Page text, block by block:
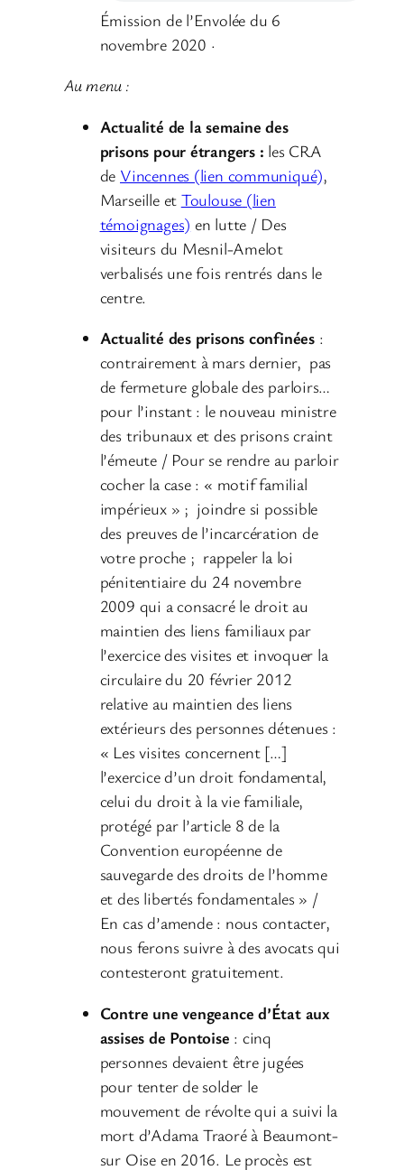
Émission de l’Envolée du 6
novembre 2020 ·
Au menu :
Actualité de la semaine des
prisons pour étrangers : les CRA
de Vincennes (lien communiqué),
Marseille et Toulouse (lien
témoignages) en lutte / Des
visiteurs du Mesnil-Amelot
verbalisés une fois rentrés dans le
centre.
Actualité des prisons confinées :
contrairement à mars dernier, pas
de fermeture globale des parloirs…
pour l’instant : le nouveau ministre
des tribunaux et des prisons craint
l’émeute / Pour se rendre au parloir
cocher la case : « motif familial
impérieux » ; joindre si possible
des preuves de l’incarcération de
votre proche ; rappeler la loi
pénitentiaire du 24 novembre
2009 qui a consacré le droit au
maintien des liens familiaux par
l’exercice des visites et invoquer la
circulaire du 20 février 2012
relative au maintien des liens
extérieurs des personnes détenues :
« Les visites concernent […]
l’exercice d’un droit fondamental,
celui du droit à la vie familiale,
protégé par l’article 8 de la
Convention européenne de
sauvegarde des droits de l’homme
et des libertés fondamentales » /
En cas d’amende : nous contacter,
nous ferons suivre à des avocats qui
contesteront gratuitement.
Contre une vengeance d’État aux
assises de Pontoise : cinq
personnes devaient être jugées
pour tenter de solder le
mouvement de révolte qui a suivi la
mort d’Adama Traoré à Beaumont-
sur Oise en 2016. Le procès est